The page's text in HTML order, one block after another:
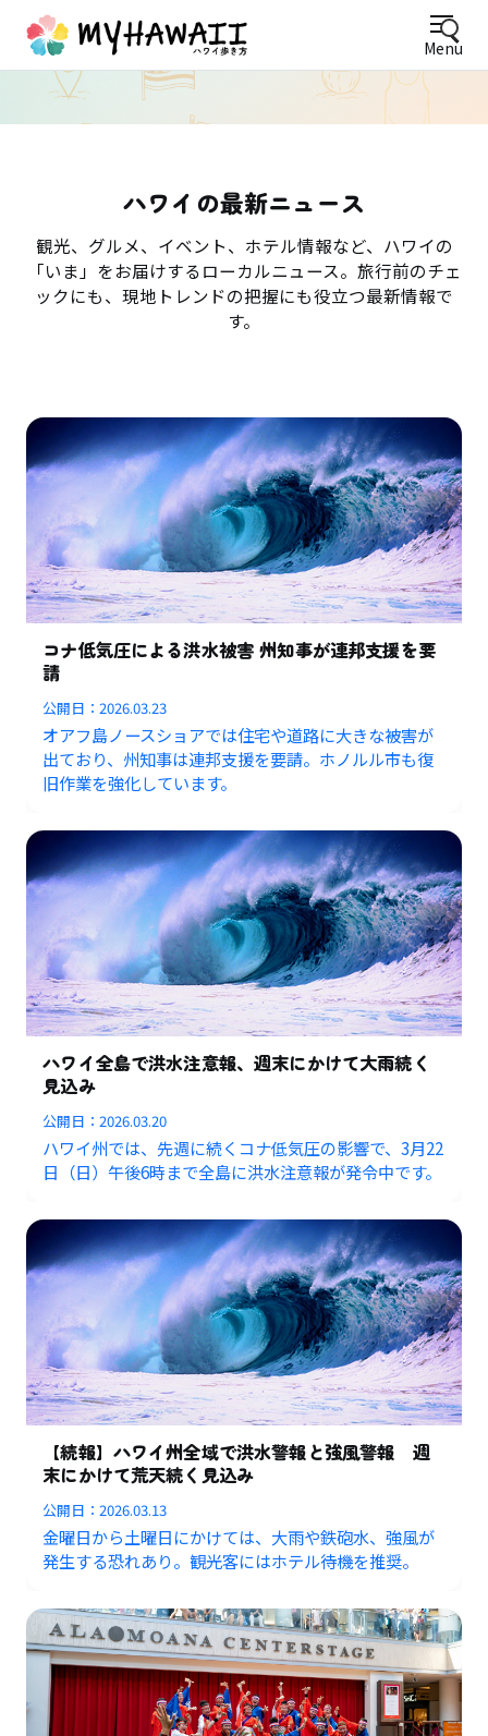
Menu
ハワイの最新ニュース
観光、グルメ、イベント、ホテル情報など、ハワイの
「いま」をお届けするローカルニュース。旅行前のチェ
ックにも、現地トレンドの把握にも役立つ最新情報で
す。
コナ低気圧による洪水被害 州知事が連邦支援を要
請
公開日：2026.03.23
オアフ島ノースショアでは住宅や道路に大きな被害が
出ており、州知事は連邦支援を要請。ホノルル市も復
旧作業を強化しています。
ハワイ全島で洪水注意報、週末にかけて大雨続く
見込み
公開日：2026.03.20
ハワイ州では、先週に続くコナ低気圧の影響で、3月22
日（日）午後6時まで全島に洪水注意報が発令中です。
【続報】ハワイ州全域で洪水警報と強風警報 週
末にかけて荒天続く見込み
公開日：2026.03.13
金曜日から土曜日にかけては、大雨や鉄砲水、強風が
発生する恐れあり。観光客にはホテル待機を推奨。